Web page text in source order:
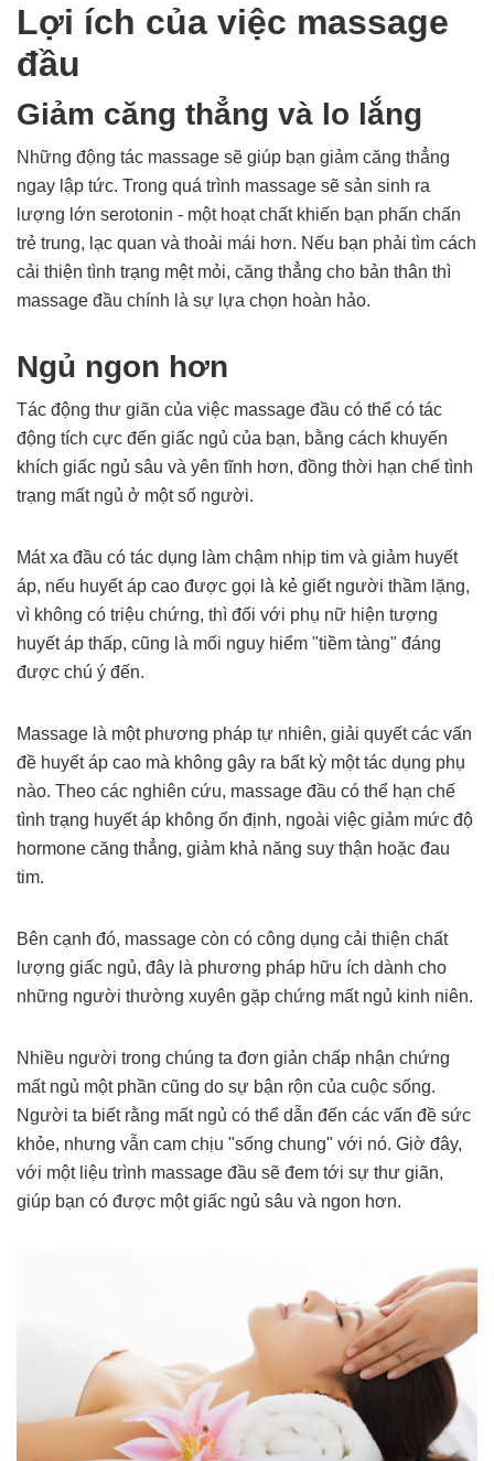
Lợi ích của việc massage
đầu
Giảm căng thẳng và lo lắng
Những động tác massage sẽ giúp bạn giảm căng thẳng
ngay lập tức. Trong quá trình massage sẽ sản sinh ra
lượng lớn serotonin - một hoạt chất khiến bạn phấn chấn
trẻ trung, lạc quan và thoải mái hơn. Nếu bạn phải tìm cách
cải thiện tình trạng mệt mỏi, căng thẳng cho bản thân thì
massage đầu chính là sự lựa chọn hoàn hảo.
Ngủ ngon hơn
Tác động thư giãn của việc massage đầu có thể có tác
động tích cực đến giấc ngủ của bạn, bằng cách khuyến
khích giấc ngủ sâu và yên tĩnh hơn, đồng thời hạn chế tình
trạng mất ngủ ở một số người.
Mát xa đầu có tác dụng làm chậm nhịp tim và giảm huyết
áp, nếu huyết áp cao được gọi là kẻ giết người thầm lặng,
vì không có triệu chứng, thì đối với phụ nữ hiện tượng
huyết áp thấp, cũng là mối nguy hiểm "tiềm tàng" đáng
được chú ý đến.
Massage là một phương pháp tự nhiên, giải quyết các vấn
đề huyết áp cao mà không gây ra bất kỳ một tác dụng phụ
nào. Theo các nghiên cứu, massage đầu có thể hạn chế
tình trạng huyết áp không ổn định, ngoài việc giảm mức độ
hormone căng thẳng, giảm khả năng suy thận hoặc đau
tim.
Bên cạnh đó, massage còn có công dụng cải thiện chất
lượng giấc ngủ, đây là phương pháp hữu ích dành cho
những người thường xuyên gặp chứng mất ngủ kinh niên.
Nhiều người trong chúng ta đơn giản chấp nhận chứng
mất ngủ một phần cũng do sự bận rộn của cuộc sống.
Người ta biết rằng mất ngủ có thể dẫn đến các vấn đề sức
khỏe, nhưng vẫn cam chịu "sống chung" với nó. Giờ đây,
với một liệu trình massage đầu sẽ đem tới sự thư giãn,
giúp bạn có được một giấc ngủ sâu và ngon hơn.